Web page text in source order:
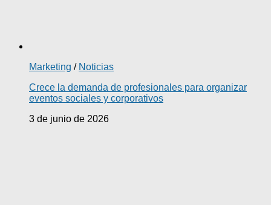
Marketing / Noticias
Crece la demanda de profesionales para organizar
eventos sociales y corporativos
3 de junio de 2026